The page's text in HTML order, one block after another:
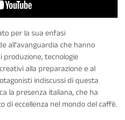
per la sua enfasi
all'avanguardia che hanno
tecnologie
alla preparazione e al
indiscussi di questa
la presenza italiana, che ha
eccellenza nel mondo del caffè.